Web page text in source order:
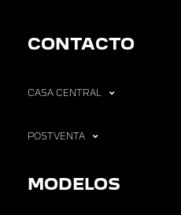
CONTACTO
CASA CENTRAL
POSTVENTA
MODELOS